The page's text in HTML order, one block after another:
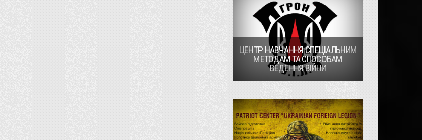
ЦЕНТР НАВЧАННЯ СПЕЦІАЛЬНИМ
МЕТОДАМ ТА СПОСОБАМ
ВЕДЕННЯ ВІЙНИ